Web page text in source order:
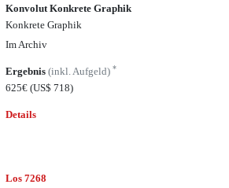
Konvolut Konkrete Graphik
Konkrete Graphik
Im Archiv
Ergebnis(inkl. Aufgeld)*
625€(US$ 718)
Details
Los 7268